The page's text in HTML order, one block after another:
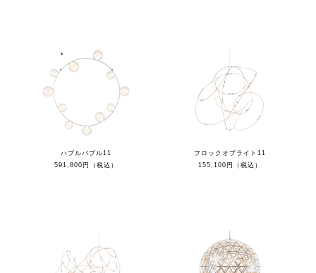
ハブルバブル11
591,800円（税込）
フロックオブライト11
155,100円（税込）